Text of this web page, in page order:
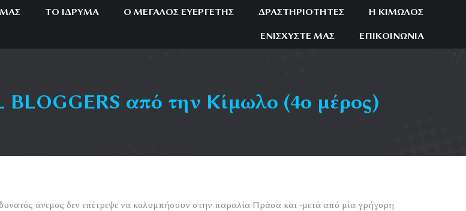
ΤΟ ΊΔΡΥΜΑ Ο ΜΕΓΆΛΟΣ ΕΥΕΡΓΈΤΗΣ ΔΡΑΣΤΗΡΙΌΤΗΤΕΣ Η ΚΊΜΩΛΟΣ
ΕΝΙΣΧΎΣΤΕ ΜΑΣ ΕΠΙΚΟΙΝΩΝΊΑ
BLOGGERS από την Κίμωλο (4ο μέρος)
άνεμος δεν επέτρεψε να κολυμπήσουν στην παραλία Πράσα και -μετά από μία γρήγορη